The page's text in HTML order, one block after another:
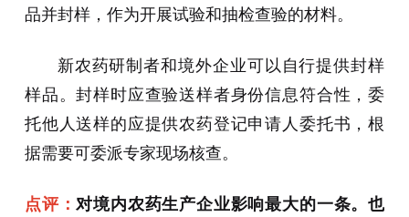
品并封样，作为开展试验和抽检查验的材料。
新农药研制者和境外企业可以自行提供封样
样品。封样时应查验送样者身份信息符合性，委
托他人送样的应提供农药登记申请人委托书，根
据需要可委派专家现场核查。
点评：对境内农药生产企业影响最大的一条。也